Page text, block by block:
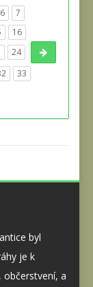
6
7
16
24
33
byl
je k
občerstvení, a